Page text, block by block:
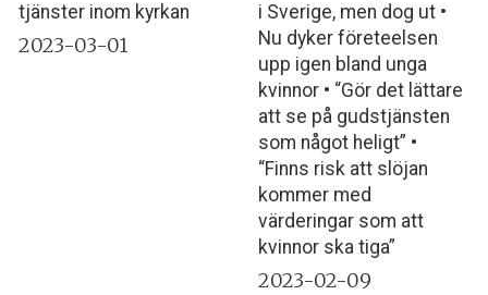
tjänster inom kyrkan
2023-03-01
i Sverige, men dog ut •
Nu dyker företeelsen
upp igen bland unga
kvinnor • “Gör det lättare
att se på gudstjänsten
som något heligt” •
“Finns risk att slöjan
kommer med
värderingar som att
kvinnor ska tiga”
2023-02-09